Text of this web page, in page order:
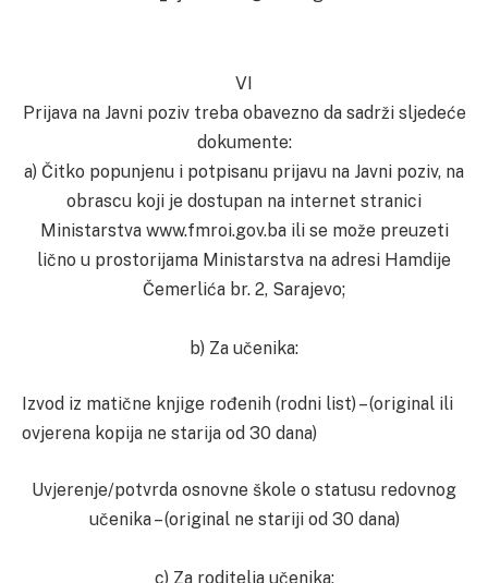
VI
Prijava na Javni poziv treba obavezno da sadrži sljedeće
dokumente:
a) Čitko popunjenu i potpisanu prijavu na Javni poziv, na
obrascu koji je dostupan na internet stranici
Ministarstva www.fmroi.gov.ba ili se može preuzeti
lično u prostorijama Ministarstva na adresi Hamdije
Čemerlića br. 2, Sarajevo;
b) Za učenika:
Izvod iz matične knjige rođenih (rodni list) – (original ili
ovjerena kopija ne starija od 30 dana)
Uvjerenje/potvrda osnovne škole o statusu redovnog
učenika – (original ne stariji od 30 dana)
c) Za roditelja učenika: